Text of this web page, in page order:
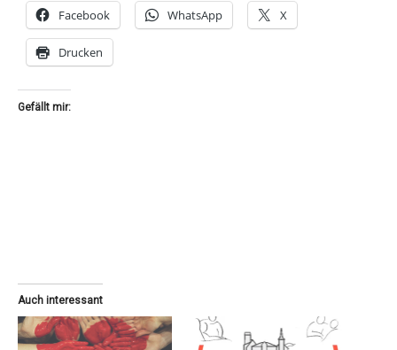
Facebook WhatsApp X
Drucken
Gefällt mir:
Auch interessant